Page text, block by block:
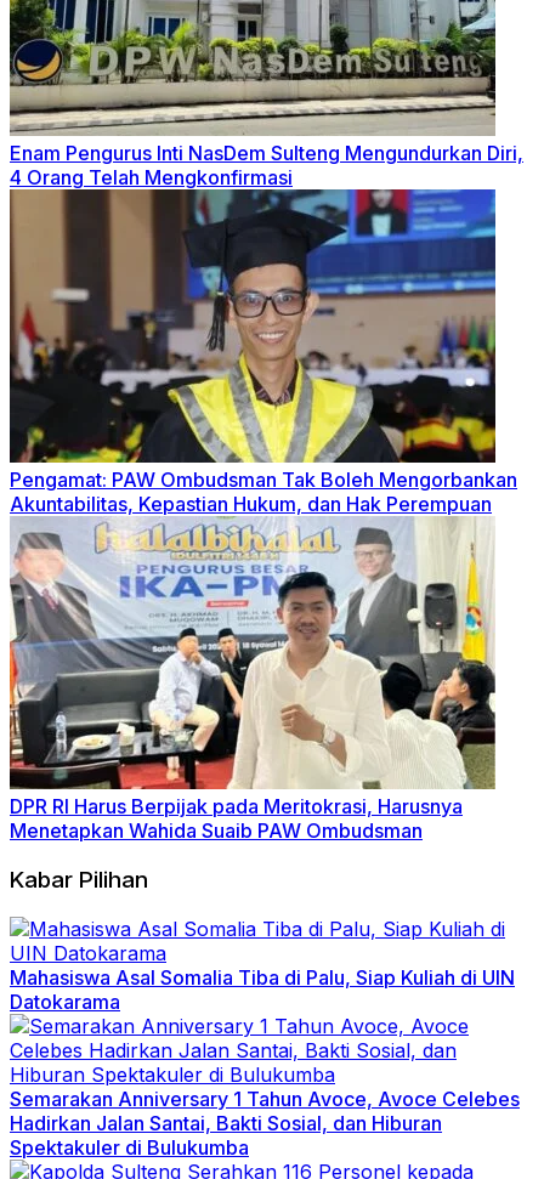
Enam Pengurus Inti NasDem Sulteng Mengundurkan Diri,
4 Orang Telah Mengkonfirmasi
Pengamat: PAW Ombudsman Tak Boleh Mengorbankan
Akuntabilitas, Kepastian Hukum, dan Hak Perempuan
DPR RI Harus Berpijak pada Meritokrasi, Harusnya
Menetapkan Wahida Suaib PAW Ombudsman
Kabar Pilihan
Mahasiswa Asal Somalia Tiba di Palu, Siap Kuliah di UIN
Datokarama
Semarakan Anniversary 1 Tahun Avoce, Avoce Celebes
Hadirkan Jalan Santai, Bakti Sosial, dan Hiburan
Spektakuler di Bulukumba